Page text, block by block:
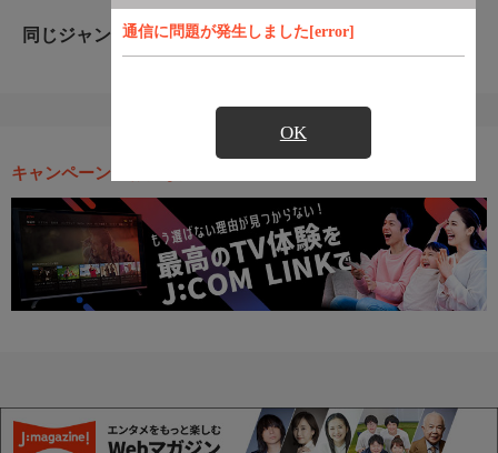
通信に問題が発生しました[error]
OK
同じジャンルのおすすめ番組
キャンペーン・お得な情報